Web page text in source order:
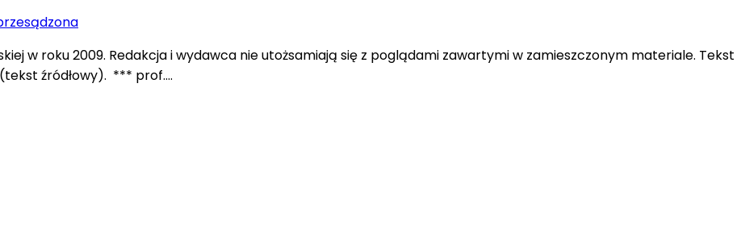
w roku 2009. Redakcja i wydawca nie utożsamiają się z poglądami zawartymi w zamieszczonym materiale. Tekst
źródłowy). *** prof….